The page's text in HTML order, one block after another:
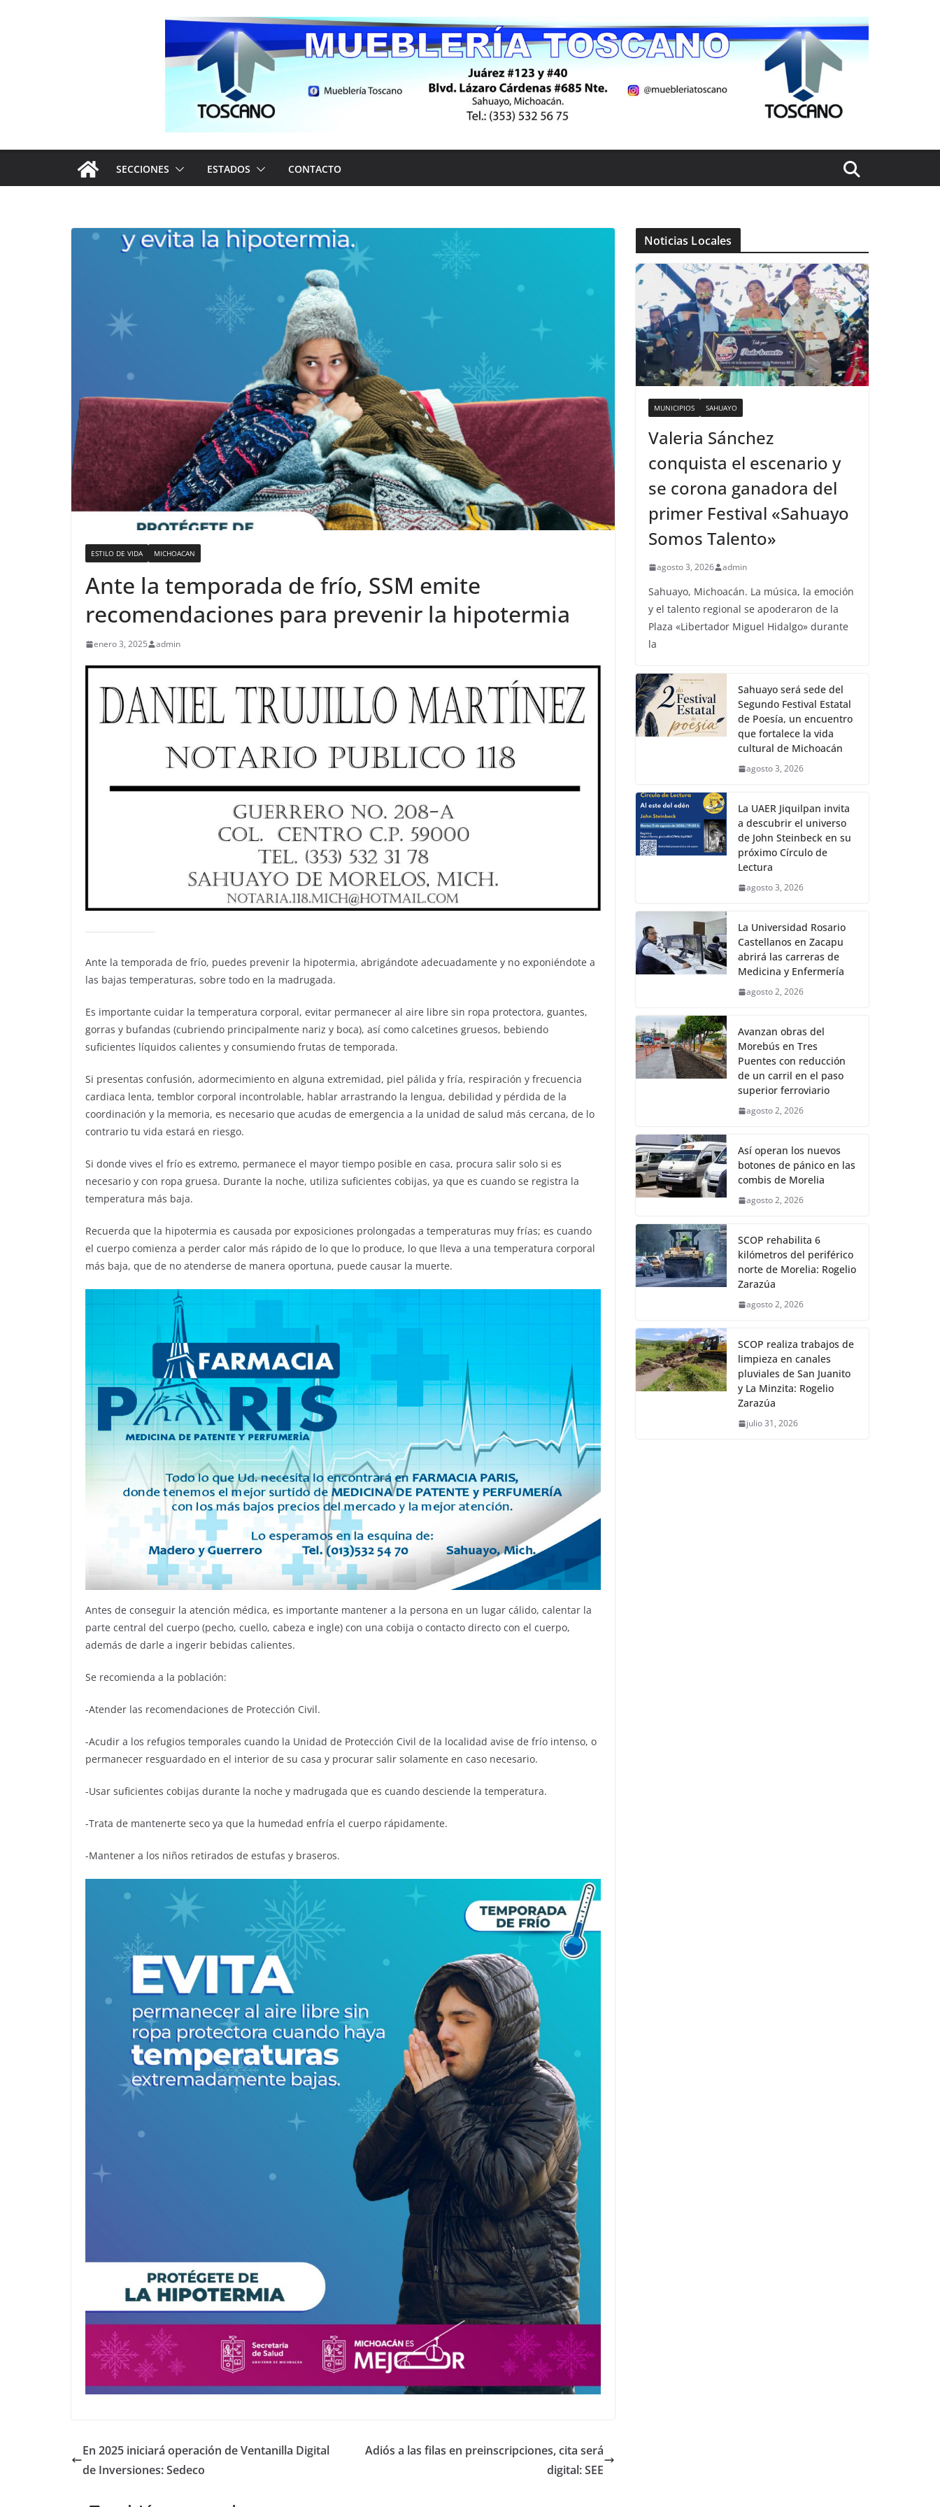
SECCIONES ESTADOS CONTACTO
ESTILO DE VIDA MICHOACAN
Ante la temporada de frío, SSM emite
recomendaciones para prevenir la hipotermia
enero 3, 2025 admin
Ante la temporada de frío, puedes prevenir la hipotermia, abrigándote adecuadamente y no exponiéndote a
las bajas temperaturas, sobre todo en la madrugada.
Es importante cuidar la temperatura corporal, evitar permanecer al aire libre sin ropa protectora, guantes,
gorras y bufandas (cubriendo principalmente nariz y boca), así como calcetines gruesos, bebiendo
suficientes líquidos calientes y consumiendo frutas de temporada.
Si presentas confusión, adormecimiento en alguna extremidad, piel pálida y fría, respiración y frecuencia
cardiaca lenta, temblor corporal incontrolable, hablar arrastrando la lengua, debilidad y pérdida de la
coordinación y la memoria, es necesario que acudas de emergencia a la unidad de salud más cercana, de lo
contrario tu vida estará en riesgo.
Si donde vives el frío es extremo, permanece el mayor tiempo posible en casa, procura salir solo si es
necesario y con ropa gruesa. Durante la noche, utiliza suficientes cobijas, ya que es cuando se registra la
temperatura más baja.
Recuerda que la hipotermia es causada por exposiciones prolongadas a temperaturas muy frías; es cuando
el cuerpo comienza a perder calor más rápido de lo que lo produce, lo que lleva a una temperatura corporal
más baja, que de no atenderse de manera oportuna, puede causar la muerte.
Antes de conseguir la atención médica, es importante mantener a la persona en un lugar cálido, calentar la
parte central del cuerpo (pecho, cuello, cabeza e ingle) con una cobija o contacto directo con el cuerpo,
además de darle a ingerir bebidas calientes.
Se recomienda a la población:
-Atender las recomendaciones de Protección Civil.
-Acudir a los refugios temporales cuando la Unidad de Protección Civil de la localidad avise de frío intenso, o
permanecer resguardado en el interior de su casa y procurar salir solamente en caso necesario.
-Usar suficientes cobijas durante la noche y madrugada que es cuando desciende la temperatura.
-Trata de mantenerte seco ya que la humedad enfría el cuerpo rápidamente.
-Mantener a los niños retirados de estufas y braseros.
En 2025 iniciará operación de Ventanilla Digital
de Inversiones: Sedeco
Adiós a las filas en preinscripciones, cita será
digital: SEE
Noticias Locales
MUNICIPIOS SAHUAYO
Valeria Sánchez
conquista el escenario y
se corona ganadora del
primer Festival «Sahuayo
Somos Talento»
agosto 3, 2026 admin
Sahuayo, Michoacán. La música, la emoción
y el talento regional se apoderaron de la
Plaza «Libertador Miguel Hidalgo» durante
la
Sahuayo será sede del
Segundo Festival Estatal
de Poesía, un encuentro
que fortalece la vida
cultural de Michoacán
agosto 3, 2026
La UAER Jiquilpan invita
a descubrir el universo
de John Steinbeck en su
próximo Círculo de
Lectura
agosto 3, 2026
La Universidad Rosario
Castellanos en Zacapu
abrirá las carreras de
Medicina y Enfermería
agosto 2, 2026
Avanzan obras del
Morebús en Tres
Puentes con reducción
de un carril en el paso
superior ferroviario
agosto 2, 2026
Así operan los nuevos
botones de pánico en las
combis de Morelia
agosto 2, 2026
SCOP rehabilita 6
kilómetros del periférico
norte de Morelia: Rogelio
Zarazúa
agosto 2, 2026
SCOP realiza trabajos de
limpieza en canales
pluviales de San Juanito
y La Minzita: Rogelio
Zarazúa
julio 31, 2026